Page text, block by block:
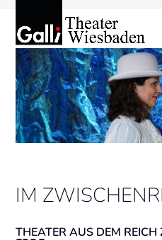
mobile
menu
mobile
menu
IM
THEATER AUS DEM